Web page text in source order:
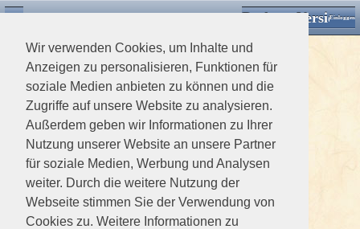
Wir verwenden Cookies, um Inhalte und
Anzeigen zu personalisieren, Funktionen für
soziale Medien anbieten zu können und die
Zugriffe auf unsere Website zu analysieren.
Außerdem geben wir Informationen zu Ihrer
Nutzung unserer Website an unsere Partner
für soziale Medien, Werbung und Analysen
weiter. Durch die weitere Nutzung der
Webseite stimmen Sie der Verwendung von
Cookies zu. Weitere Informationen zu
Desktop VersionEinloggen